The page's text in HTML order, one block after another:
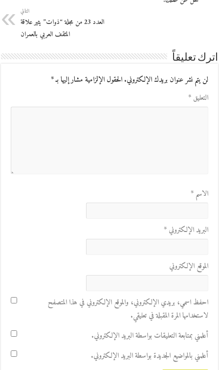
التالي
العدد 23 من مجلة “ذوات” يثير علاقة
المثقف العربي بالعمران
اترك تعليقاً
لن يتم نشر عنوان بريدك الإلكتروني.الحقول الإلزامية مشار إليها بـ*
التعليق*
الاسم*
البريد الإلكتروني*
الموقع الإلكتروني
احفظ اسمي، بريدي الإلكتروني، والموقع الإلكتروني في هذا المتصفح
لاستخدامها المرة المقبلة في تعليقي.
أعلمني بمتابعة التعليقات بواسطة البريد الإلكتروني.
أعلمني بالمواضيع الجديدة بواسطة البريد الإلكتروني.